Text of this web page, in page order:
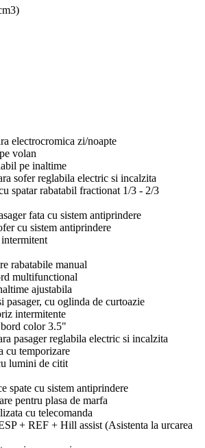
electrocromica zi/noapte
volan
pe inaltime
sofer reglabila electric si incalzita
spatar rabatabil fractionat 1/3 - 2/3
fata cu sistem antiprindere
cu sistem antiprindere
rabatabile manual
multifunctional
ajustabila
pasager, cu oglinda de curtoazie
intermitente
color 3.5"
pasager reglabila electric si incalzita
cu temporizare
lumini de citit
spate cu sistem antiprindere
pentru plasa de marfa
cu telecomanda
+ REF + Hill assist (Asistenta la urcarea